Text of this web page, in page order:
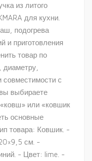
из литого
для кухни.
подогрева
и приготовления
товар по
с
выбираете
или «ковшик
основные
товара: Ковшик. -
см. -
- Цвет: lime. -